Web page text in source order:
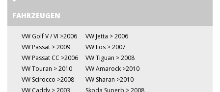
FAHRZEUGEN
VW Golf V / VI >2006
VW Jetta > 2006
VW Passat > 2009
VW Eos > 2007
VW Passat CC >2006
VW Tiguan > 2008
VW Touran > 2010
VW Amarock >2010
VW Scirocco >2008
VW Sharan >2010
VW Caddy > 2003
Skoda Superb > 2008